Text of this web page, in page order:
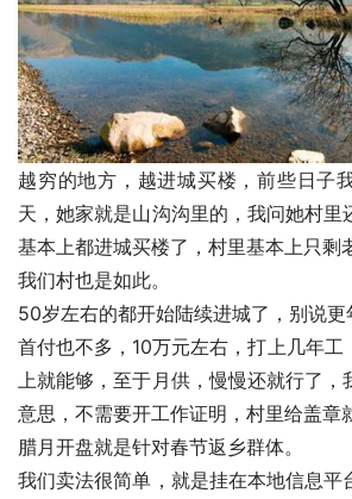
越穷的地方，越进城买楼，前些日子
天，她家就是山沟沟里的，我问她村里
基本上都进城买楼了，村里基本上只剩
我们村也是如此。
50岁左右的都开始陆续进城了，别说更
首付也不多，10万元左右，打上几年工
上就能够，至于月供，慢慢还就行了，
意思，不需要开工作证明，村里给盖章
腊月开盘就是针对春节返乡群体。
我们卖法很简单，就是挂在本地信息平